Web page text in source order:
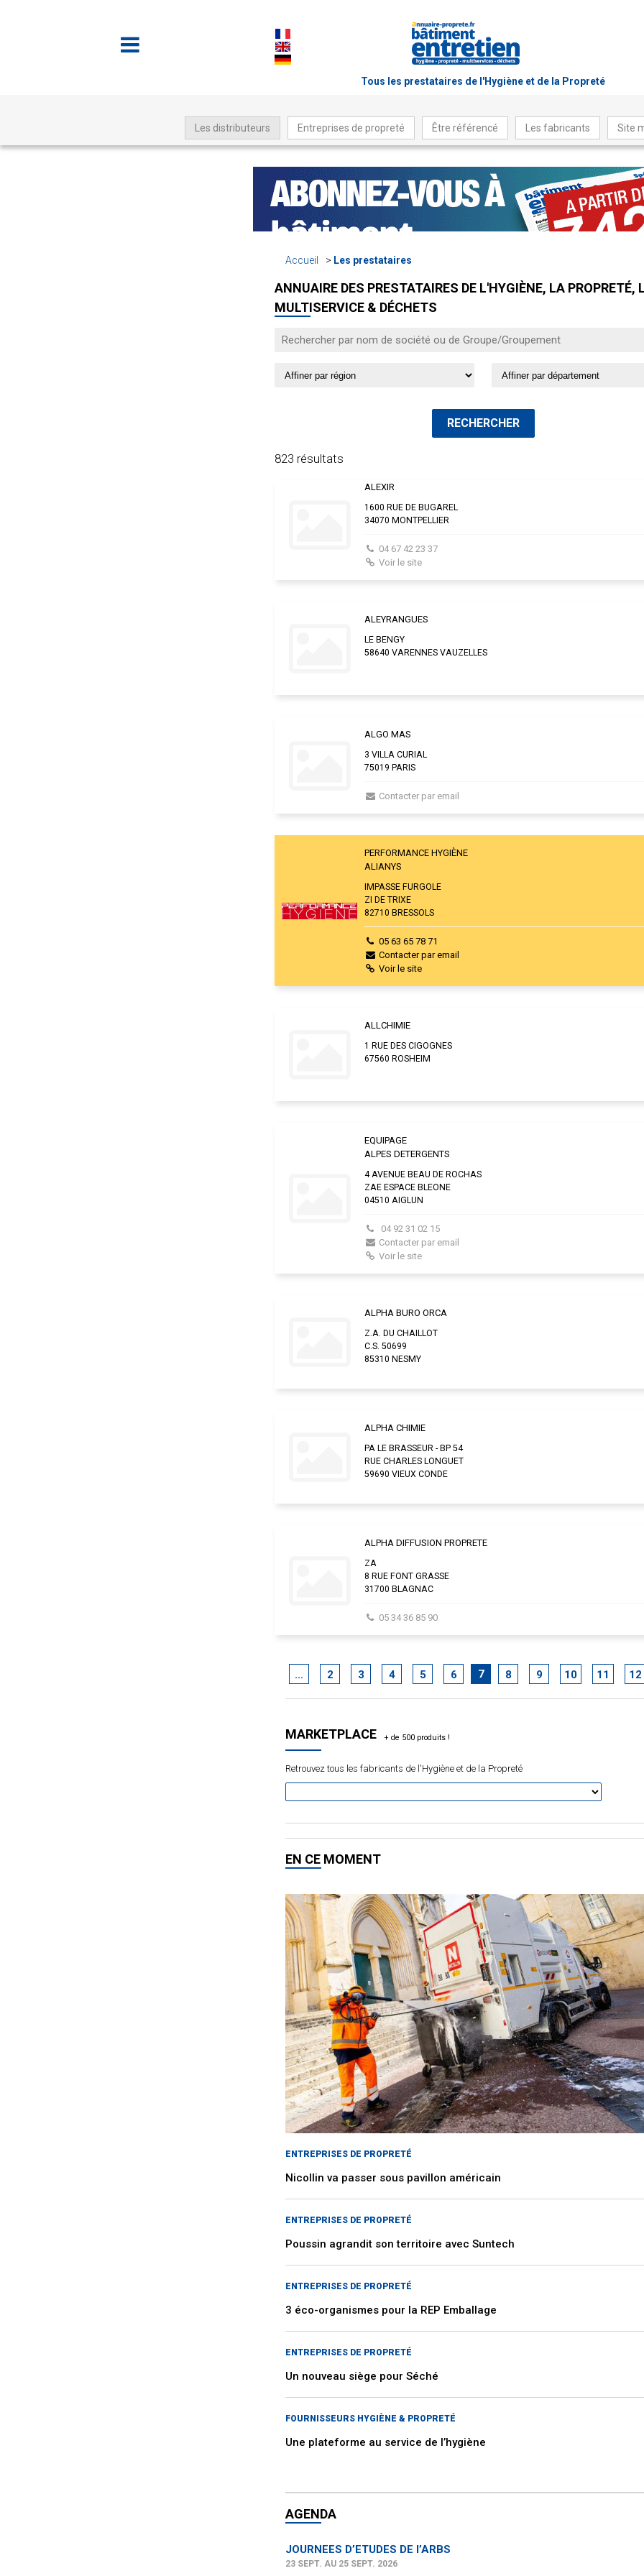
Tous les prestataires de l'Hygiène et de la Propreté
Les distributeurs Entreprises de propreté Être référencé Les fabricants Site
Accueil Les prestataires
ANNUAIRE DES PRESTATAIRES DE L'HYGIÈNE, LA PROPRETÉ,
MULTISERVICE & DÉCHETS
823 résultats
ALEXIR
1600 RUE DE BUGAREL
34070 MONTPELLIER
04 67 42 23 37
Voir le site
ALEYRANGUES
LE BENGY
58640 VARENNES VAUZELLES
ALGO MAS
3 VILLA CURIAL
75019 PARIS
Contacter par email
PERFORMANCE HYGIÈNE
ALIANYS
IMPASSE FURGOLE
ZI DE TRIXE
82710 BRESSOLS
05 63 65 78 71
Contacter par email
Voir le site
ALLCHIMIE
1 RUE DES CIGOGNES
67560 ROSHEIM
EQUIPAGE
ALPES DETERGENTS
4 AVENUE BEAU DE ROCHAS
ZAE ESPACE BLEONE
04510 AIGLUN
04 92 31 02 15
Contacter par email
Voir le site
ALPHA BURO ORCA
Z.A. DU CHAILLOT
C.S. 50699
85310 NESMY
ALPHA CHIMIE
PA LE BRASSEUR - BP 54
RUE CHARLES LONGUET
59690 VIEUX CONDE
ALPHA DIFFUSION PROPRETE
ZA
8 RUE FONT GRASSE
31700 BLAGNAC
05 34 36 85 90
… 2 3 4 5 6 7 8 9 10 11 12
MARKETPLACE
Retrouvez tous les fabricants de l'Hygiène et de la Propreté
EN CE MOMENT
ENTREPRISES DE PROPRETÉ
Nicollin va passer sous pavillon américain
ENTREPRISES DE PROPRETÉ
Poussin agrandit son territoire avec Suntech
ENTREPRISES DE PROPRETÉ
3 éco-organismes pour la REP Emballage
ENTREPRISES DE PROPRETÉ
Un nouveau siège pour Séché
FOURNISSEURS HYGIÈNE & PROPRETÉ
Une plateforme au service de l’hygiène
AGENDA
JOURNEES D’ETUDES DE l’ARBS
23 SEPT. AU 25 SEPT. 2026